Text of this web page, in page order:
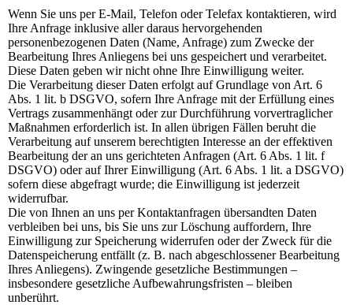
Wenn Sie uns per E-Mail, Telefon oder Telefax kontaktieren, wird
Ihre Anfrage inklusive aller daraus hervorgehenden
personenbezogenen Daten (Name, Anfrage) zum Zwecke der
Bearbeitung Ihres Anliegens bei uns gespeichert und verarbeitet.
Diese Daten geben wir nicht ohne Ihre Einwilligung weiter.
Die Verarbeitung dieser Daten erfolgt auf Grundlage von Art. 6
Abs. 1 lit. b DSGVO, sofern Ihre Anfrage mit der Erfüllung eines
Vertrags zusammenhängt oder zur Durchführung vorvertraglicher
Maßnahmen erforderlich ist. In allen übrigen Fällen beruht die
Verarbeitung auf unserem berechtigten Interesse an der effektiven
Bearbeitung der an uns gerichteten Anfragen (Art. 6 Abs. 1 lit. f
DSGVO) oder auf Ihrer Einwilligung (Art. 6 Abs. 1 lit. a DSGVO)
sofern diese abgefragt wurde; die Einwilligung ist jederzeit
widerrufbar.
Die von Ihnen an uns per Kontaktanfragen übersandten Daten
verbleiben bei uns, bis Sie uns zur Löschung auffordern, Ihre
Einwilligung zur Speicherung widerrufen oder der Zweck für die
Datenspeicherung entfällt (z. B. nach abgeschlossener Bearbeitung
Ihres Anliegens). Zwingende gesetzliche Bestimmungen –
insbesondere gesetzliche Aufbewahrungsfristen – bleiben
unberührt.